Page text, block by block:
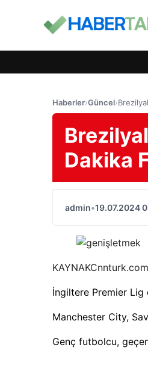
Haberler›Güncel›
Dakika
admin•19.07.2024
KAYNAKCnnturk.com
İngiltere Premier Lig
Manchester City,
Genç futbolcu,